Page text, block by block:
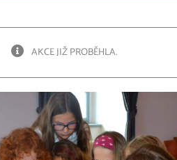
AKCE JIŽ PROBĚHLA.